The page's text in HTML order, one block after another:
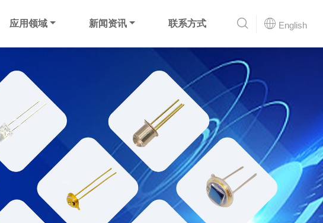
应用领域 新闻资讯 联系方式 English